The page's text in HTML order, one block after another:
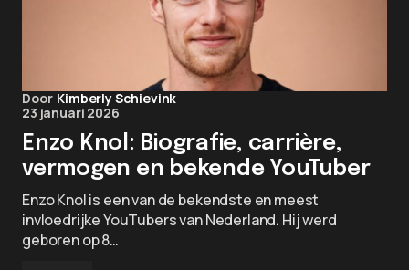
Door Kimberly Schievink
23 januari 2026
Enzo Knol: Biografie, carrière,
vermogen en bekende YouTuber
Enzo Knol is een van de bekendste en meest
invloedrijke YouTubers van Nederland. Hij werd
geboren op 8…